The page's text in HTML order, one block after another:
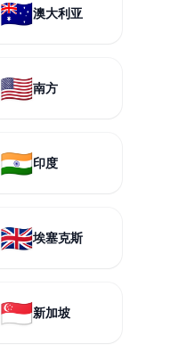
🇦🇺澳大利亚
🇺🇸南方
🇮🇳印度
🇬🇧埃塞克斯
🇸🇬新加坡